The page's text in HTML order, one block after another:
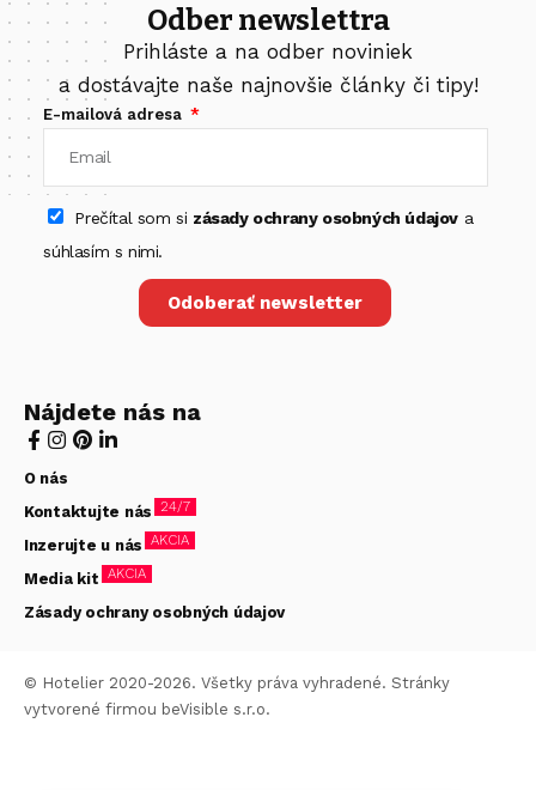
Odber newslettra
Prihláste a na odber noviniek
a dostávajte naše najnovšie články či tipy!
E-mailová adresa
Prečítal som si zásady ochrany osobných údajova
súhlasím s nimi.
Odoberať newsletter
Nájdete nás na
O nás
Kontaktujte nás 24/7
Inzerujte u nás AKCIA
Media kit AKCIA
Zásady ochrany osobných údajov
© Hotelier 2020-2026. Všetky práva vyhradené. Stránky
vytvorené firmou beVisible s.r.o.